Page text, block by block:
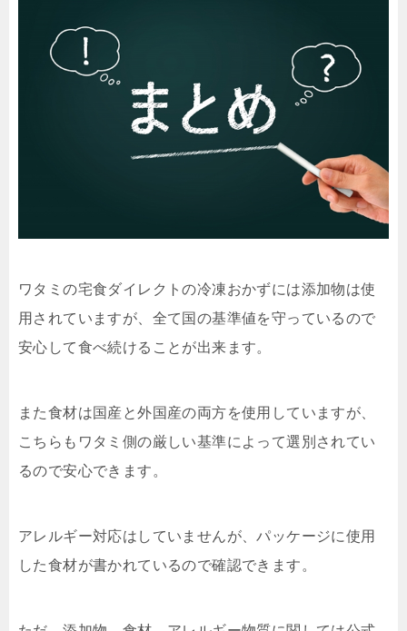
ワタミの宅食ダイレクトの冷凍おかずには添加物は使
用されていますが、全て国の基準値を守っているので
安心して食べ続けることが出来ます。
また食材は国産と外国産の両方を使用していますが、
こちらもワタミ側の厳しい基準によって選別されてい
るので安心できます。
アレルギー対応はしていませんが、パッケージに使用
した食材が書かれているので確認できます。